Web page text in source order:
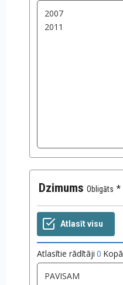
Dzimums Obligāts
Atlasītie rādītāji 0 Kopā